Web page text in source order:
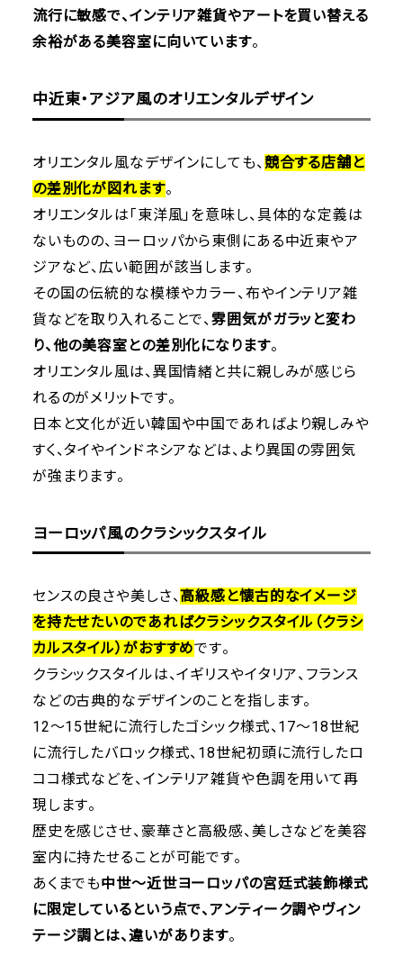
流行に敏感で、インテリア雑貨やアートを買い替える
余裕がある美容室に向いています。
中近東・アジア風のオリエンタルデザイン
オリエンタル風なデザインにしても、 競合する店舗と
の差別化が図れます。
オリエンタルは「東洋風」を意味し、具体的な定義は
ないものの、ヨーロッパから東側にある中近東やア
ジアなど、広い範囲が該当します。
その国の伝統的な模様やカラー、布やインテリア雑
貨などを取り入れることで、雰囲気がガラッと変わ
り、他の美容室との差別化になります。
オリエンタル風は、異国情緒と共に親しみが感じら
れるのがメリットです。
日本と文化が近い韓国や中国であればより親しみや
すく、タイやインドネシアなどは、より異国の雰囲気
が強まります。
ヨーロッパ風のクラシックスタイル
センスの良さや美しさ、高級感と懐古的なイメージ
を持たせたいのであればクラシックスタイル（クラシ
カルスタイル）がおすすめです。
クラシックスタイルは、イギリスやイタリア、フランス
などの古典的なデザインのことを指します。
12〜15世紀に流行したゴシック様式、17～18世紀
に流行したバロック様式、18世紀初頭に流行したロ
ココ様式などを、インテリア雑貨や色調を用いて再
現します。
歴史を感じさせ、豪華さと高級感、美しさなどを美容
室内に持たせることが可能です。
あくまでも中世〜近世ヨーロッパの宮廷式装飾様式
に限定しているという点で、アンティーク調やヴィン
テージ調とは、違いがあります。